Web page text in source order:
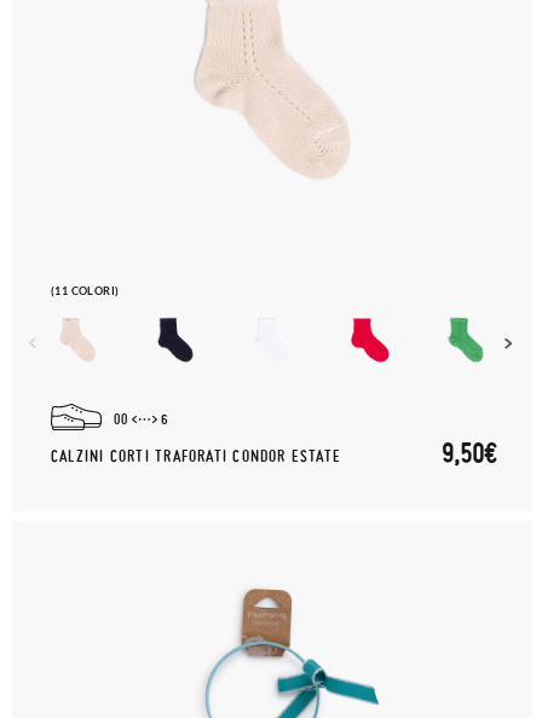
(11 COLORI)
00 6
CALZINI CORTI TRAFORATI CONDOR ESTATE 9,50€